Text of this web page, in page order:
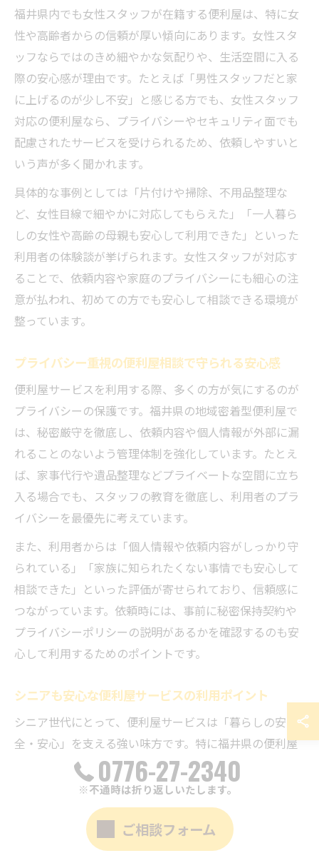
福井県内でも女性スタッフが在籍する便利屋は、特に女
性や高齢者からの信頼が厚い傾向にあります。女性スタ
ッフならではのきめ細やかな気配りや、生活空間に入る
際の安心感が理由です。たとえば「男性スタッフだと家
に上げるのが少し不安」と感じる方でも、女性スタッフ
対応の便利屋なら、プライバシーやセキュリティ面でも
配慮されたサービスを受けられるため、依頼しやすいと
いう声が多く聞かれます。
具体的な事例としては「片付けや掃除、不用品整理な
ど、女性目線で細やかに対応してもらえた」「一人暮ら
しの女性や高齢の母親も安心して利用できた」といった
利用者の体験談が挙げられます。女性スタッフが対応す
ることで、依頼内容や家庭のプライバシーにも細心の注
意が払われ、初めての方でも安心して相談できる環境が
整っています。
プライバシー重視の便利屋相談で守られる安心感
便利屋サービスを利用する際、多くの方が気にするのが
プライバシーの保護です。福井県の地域密着型便利屋で
は、秘密厳守を徹底し、依頼内容や個人情報が外部に漏
れることのないよう管理体制を強化しています。たとえ
ば、家事代行や遺品整理などプライベートな空間に立ち
入る場合でも、スタッフの教育を徹底し、利用者のプラ
イバシーを最優先に考えています。
また、利用者からは「個人情報や依頼内容がしっかり守
られている」「家族に知られたくない事情でも安心して
相談できた」といった評価が寄せられており、信頼感に
つながっています。依頼時には、事前に秘密保持契約や
プライバシーポリシーの説明があるかを確認するのも安
心して利用するためのポイントです。
シニアも安心な便利屋サービスの利用ポイント
シニア世代にとって、便利屋サービスは「暮らしの安
全・安心」を支える強い味方です。特に福井県の便利屋
は、重い荷物の運搬や買い物代行、庭の草刈り、日常の
ちょっとした作業など、体力的に難しい作業を代行して
くれるため、年齢を問わず多くの方に利用されていま
す。利用時には、スタッフの対応や料金体系が明確であ
ること、急な依頼にも柔軟に対応してもらえるかどうか
0776-27-2340
※不通時は折り返しいたします。
ご相談フォーム